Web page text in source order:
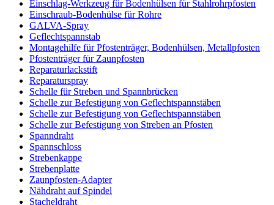
Einschlag-Werkzeug für Bodenhülsen für Stahlrohrpfosten
Einschraub-Bodenhülse für Rohre
GALVA-Spray
Geflechtspannstab
Montagehilfe für Pfostenträger, Bodenhülsen, Metallpfosten
Pfostenträger für Zaunpfosten
Reparaturlackstift
Reparaturspray
Schelle für Streben und Spannbrücken
Schelle zur Befestigung von Geflechtspannstäben
Schelle zur Befestigung von Geflechtspannstäben
Schelle zur Befestigung von Streben an Pfosten
Spanndraht
Spannschloss
Strebenkappe
Strebenplatte
Zaunpfosten-Adapter
Nähdraht auf Spindel
Stacheldraht